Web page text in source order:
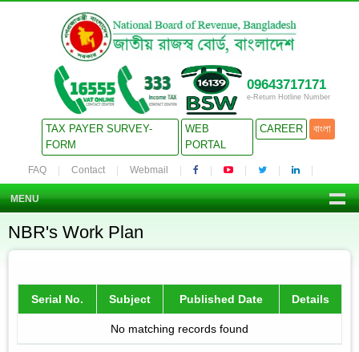
09643717171
e-Return Hotline Number
TAX PAYER SURVEY-
FORM
WEB
PORTAL
CAREER বাংলা
FAQ Contact Webmail
MENU
NBR's Work Plan
Serial No. Subject Published Date Details
No matching records found